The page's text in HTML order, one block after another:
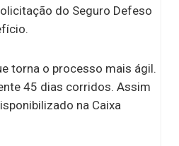
do Seguro Defeso
torna o processo mais ágil.
45 dias corridos. Assim
na Caixa